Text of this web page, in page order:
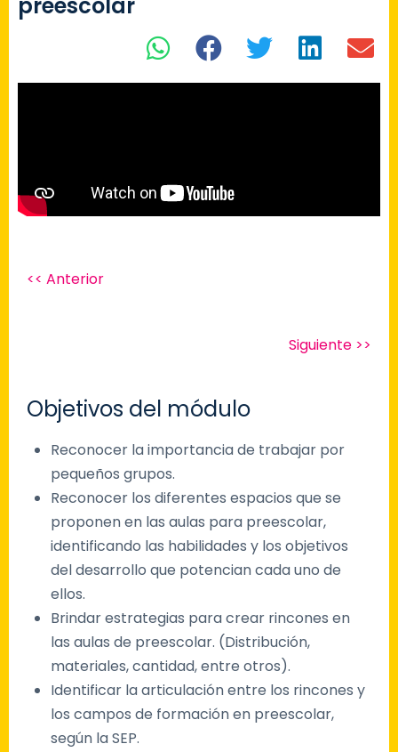
<< Anterior
Siguiente >>
Objetivos del módulo
Reconocer la importancia de trabajar por
pequeños grupos.
Reconocer los diferentes espacios que se
proponen en las aulas para preescolar,
identificando las habilidades y los objetivos
del desarrollo que potencian cada uno de
ellos.
Brindar estrategias para crear rincones en
las aulas de preescolar. (Distribución,
materiales, cantidad, entre otros).
Identificar la articulación entre los rincones y
los campos de formación en preescolar,
según la SEP.